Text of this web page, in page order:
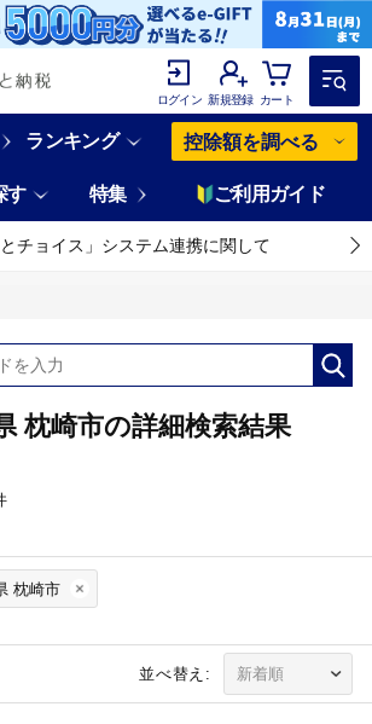
ログイン 新規登録 カート
ランキング 控除額を調べる
す 特集 ご利用ガイド
とチョイス」システム連携に関して
枕崎市の詳細検索結果
枕崎市
並べ替え: